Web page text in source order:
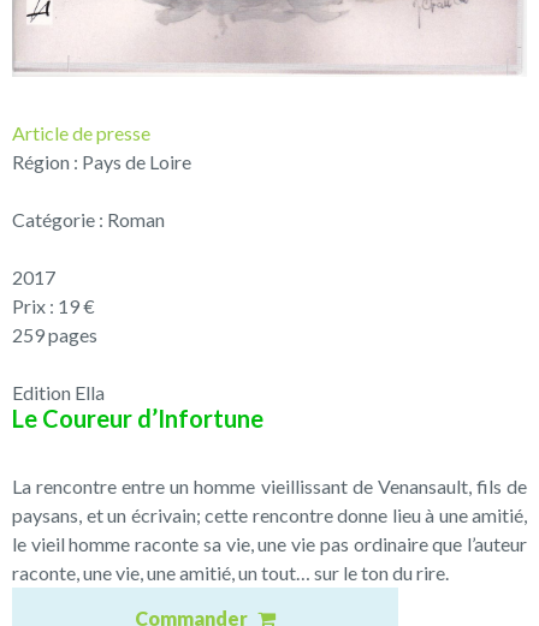
Article de presse
Région : Pays de Loire
Catégorie : Roman
2017
Prix : 19 €
259 pages
Edition Ella
Le Coureur d’Infortune
La rencontre entre un homme vieillissant de Venansault, fils de
paysans, et un écrivain; cette rencontre donne lieu à une amitié,
le vieil homme raconte sa vie, une vie pas ordinaire que l’auteur
raconte, une vie, une amitié, un tout… sur le ton du rire.
Commander